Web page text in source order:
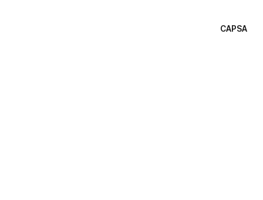
CAPSA